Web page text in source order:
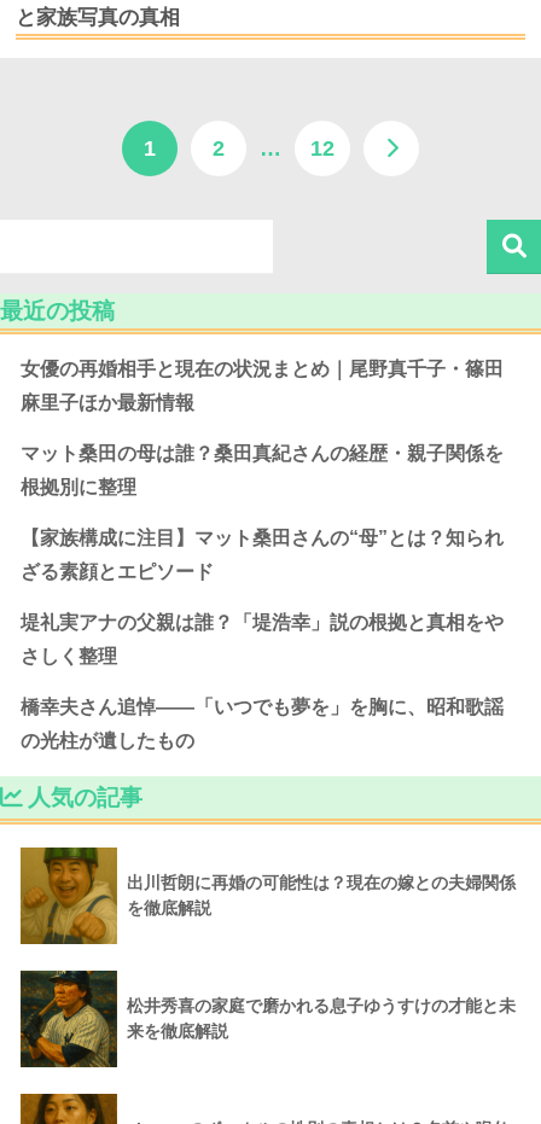
と家族写真の真相
1 2 … 12
最近の投稿
女優の再婚相手と現在の状況まとめ｜尾野真千子・篠田
麻里子ほか最新情報
マット桑田の母は誰？桑田真紀さんの経歴・親子関係を
根拠別に整理
【家族構成に注目】マット桑田さんの“母”とは？知られ
ざる素顔とエピソード
堤礼実アナの父親は誰？「堤浩幸」説の根拠と真相をや
さしく整理
橋幸夫さん追悼――「いつでも夢を」を胸に、昭和歌謡
の光柱が遺したもの
人気の記事
出川哲朗に再婚の可能性は？現在の嫁との夫婦関係
を徹底解説
松井秀喜の家庭で磨かれる息子ゆうすけの才能と未
来を徹底解説